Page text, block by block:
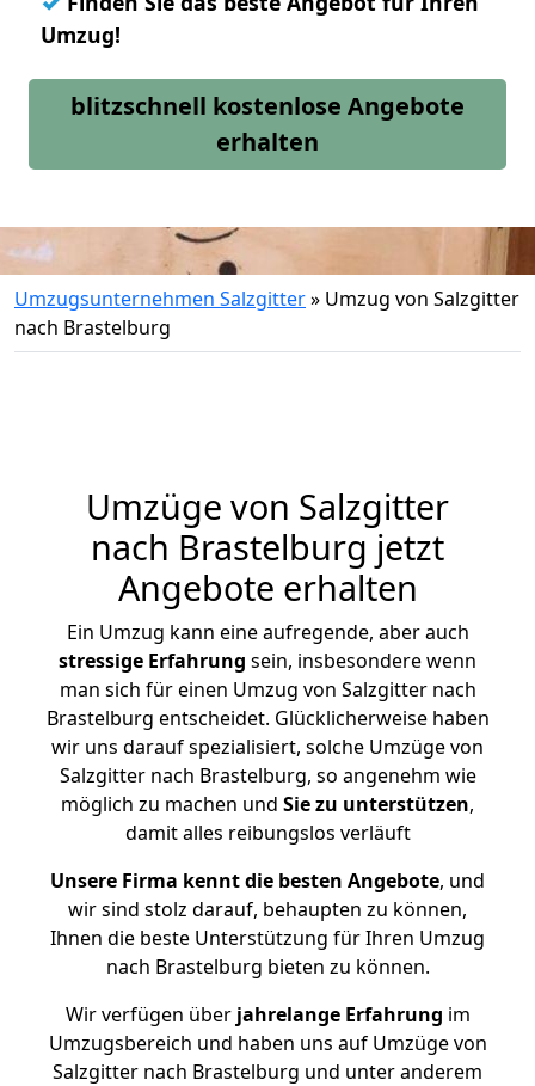
Umzug!
blitzschnell kostenlose Angebote
erhalten
Umzugsunternehmen Salzgitter» Umzug von Salzgitter
nach Brastelburg
Umzüge von Salzgitter
nach Brastelburg jetzt
Angebote erhalten
Ein Umzug kann eine aufregende, aber auch
stressige Erfahrung sein, insbesondere wenn
man sich für einen Umzug von Salzgitter nach
Brastelburg entscheidet. Glücklicherweise haben
wir uns darauf spezialisiert, solche Umzüge von
Salzgitter nach Brastelburg, so angenehm wie
möglich zu machen und Sie zu unterstützen,
damit alles reibungslos verläuft
Unsere Firma kennt die besten Angebote, und
wir sind stolz darauf, behaupten zu können,
Ihnen die beste Unterstützung für Ihren Umzug
nach Brastelburg bieten zu können.
Wir verfügen überjahrelange Erfahrung im
Umzugsbereich und haben uns auf Umzüge von
Salzgitter nach Brastelburg und unter anderem